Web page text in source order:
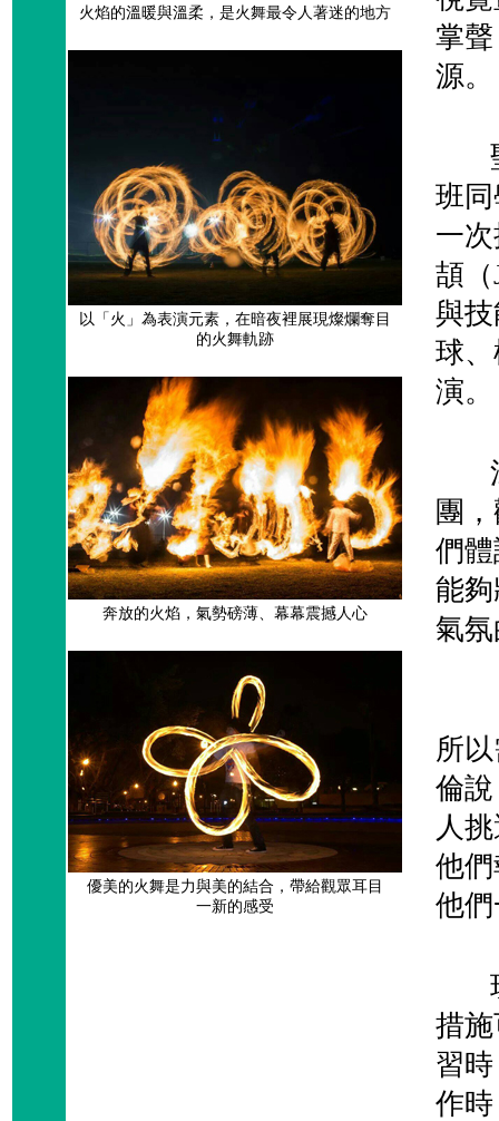
火焰的溫暖與溫柔，是火舞最令人著迷的地方
以「火」為表演元素，在暗夜裡展現燦爛奪目
的火舞軌跡
奔放的火焰，氣勢磅薄、幕幕震撼人心
優美的火舞是力與美的結合，帶給觀眾耳目
一新的感受
掌
源。
聖
班
一
頡
與
球
演。
江
團
們
能
氣
所
倫
人
他
他
玩
措
習
作